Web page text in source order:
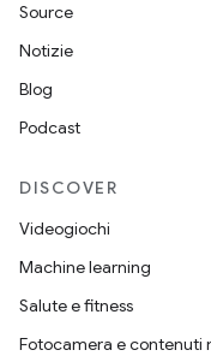
Source
Notizie
Blog
Podcast
DISCOVER
Videogiochi
Machine learning
Salute e fitness
Fotocamera e contenuti